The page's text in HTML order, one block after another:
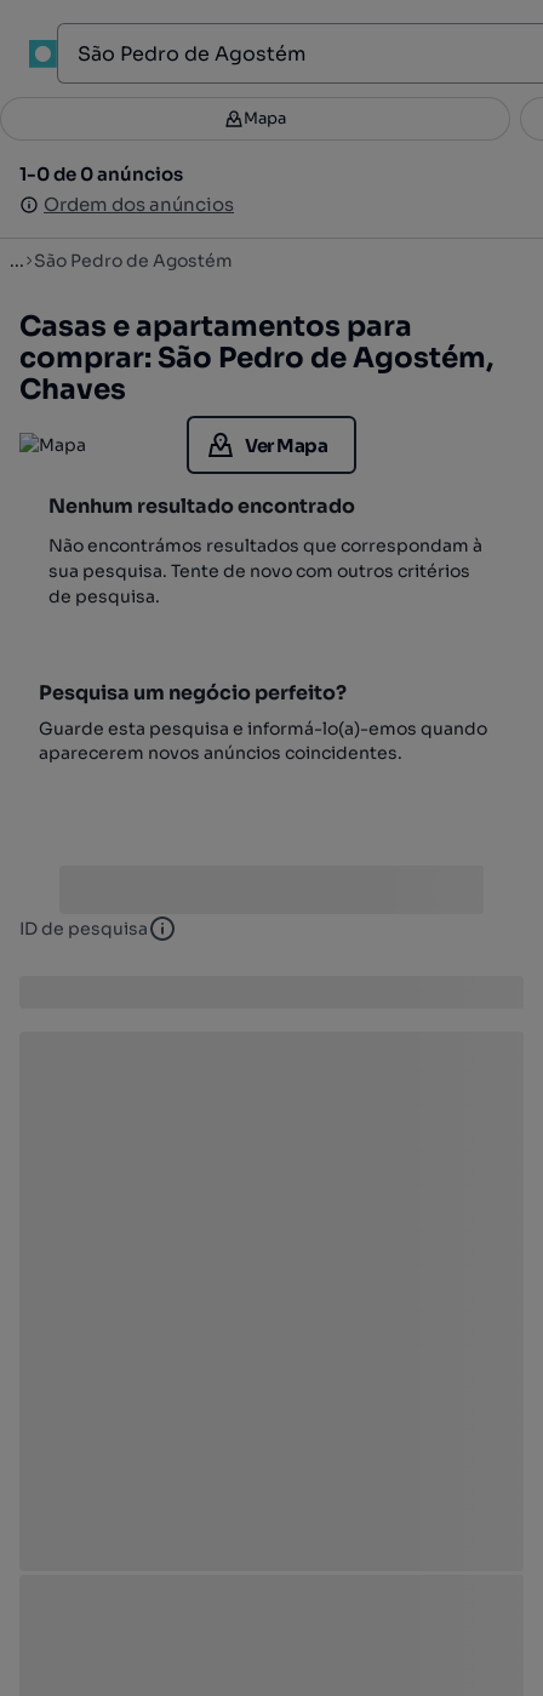
Filtros 1
1-0 de 0 anúncios
Ordem dos anúncios
Mapa
1-0 de 0 anúncios
Ordem dos anúncios
... São Pedro de Agostém
Casas e apartamentos para
comprar: São Pedro de Agostém,
Chaves
Ver Mapa
Nenhum resultado encontrado
Não encontrámos resultados que correspondam à
sua pesquisa. Tente de novo com outros critérios
de pesquisa.
Pesquisa um negócio perfeito?
Guarde esta pesquisa e informá-lo(a)-emos quando
aparecerem novos anúncios coincidentes.
ID de pesquisa ID de pesquisa